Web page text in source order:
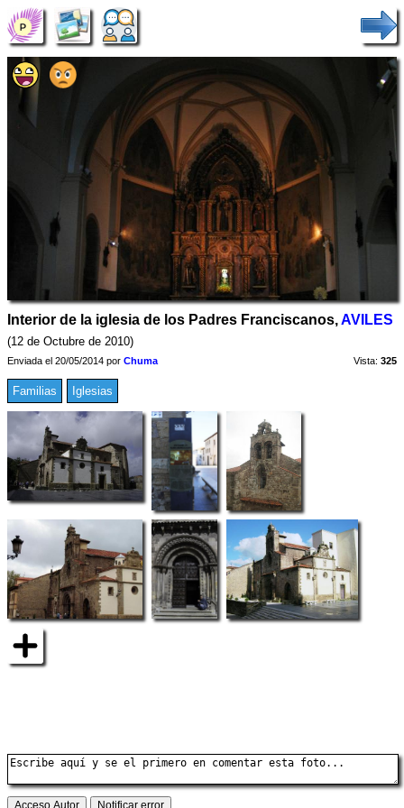
Interior de la iglesia de los Padres Franciscanos,AVILES
(12 de Octubre de 2010)
Enviada el 20/05/2014 por Chuma Vista: 325
Familias Iglesias